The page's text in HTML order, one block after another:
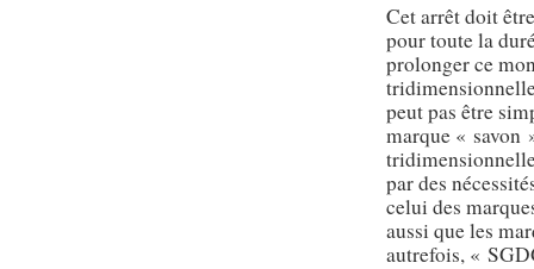
Cet arrêt doit
pour toute la
prolonger ce
peut pas être
marque « savon
par des
celui des
aussi que les
autrefois, «